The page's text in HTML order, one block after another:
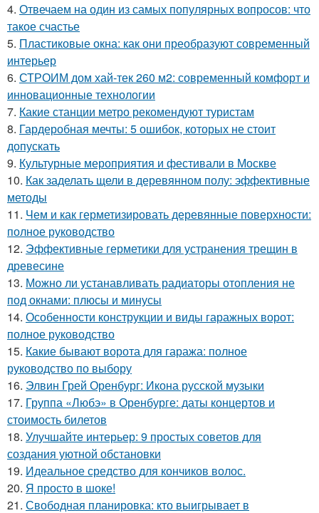
4. Отвечаем на один из самых популярных вопросов: что
такое счастье
5. Пластиковые окна: как они преобразуют современный
интерьер
6. СТРОИМ дом хай-тек 260 м2: современный комфорт и
инновационные технологии
7. Какие станции метро рекомендуют туристам
8. Гардеробная мечты: 5 ошибок, которых не стоит
допускать
9. Культурные мероприятия и фестивали в Москве
10. Как заделать щели в деревянном полу: эффективные
методы
11. Чем и как герметизировать деревянные поверхности:
полное руководство
12. Эффективные герметики для устранения трещин в
древесине
13. Можно ли устанавливать радиаторы отопления не
под окнами: плюсы и минусы
14. Особенности конструкции и виды гаражных ворот:
полное руководство
15. Какие бывают ворота для гаража: полное
руководство по выбору
16. Элвин Грей Оренбург: Икона русской музыки
17. Группа «Любэ» в Оренбурге: даты концертов и
стоимость билетов
18. Улучшайте интерьер: 9 простых советов для
создания уютной обстановки
19. Идеальное средство для кончиков волос.
20. Я просто в шоке!
21. Свободная планировка: кто выигрывает в